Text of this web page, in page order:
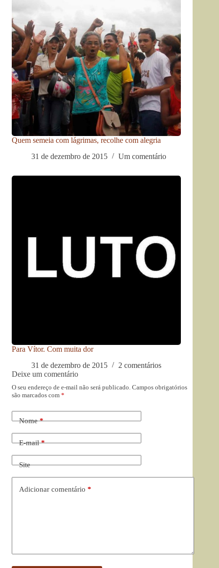
Quem semeia com lágrimas, recolhe com alegria
31 de dezembro de 2015
Um comentário
Para Vítor. Com muita dor
31 de dezembro de 2015
2 comentários
Deixe um comentário
O seu endereço de e-mail não será publicado. Campos obrigatórios
são marcados com *
Nome*
E-mail*
Site
Adicionar comentário *